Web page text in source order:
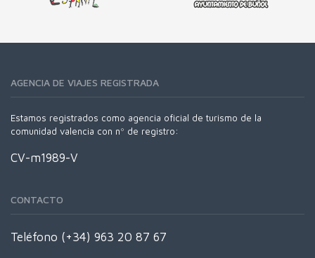
AGENCIA DE VIAJES REGISTRADA
Estamos registrados como agencia oficial de turismo de la
comunidad valencia con nº de registro:
CV-m1989-V
CONTACTO
Teléfono (+34) 963 20 87 67